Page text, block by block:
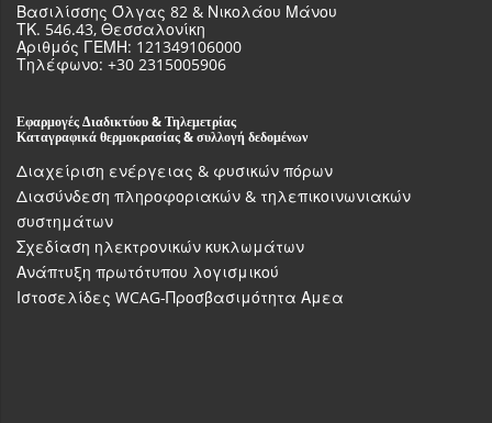
Βασιλίσσης Όλγας 82 & Νικολάου Μάνου
ΤΚ. 546.43, Θεσσαλονίκη
Αριθμός ΓΕΜΗ: 121349106000
Τηλέφωνο: +30 2315005906
Εφαρμογές Διαδικτύου & Τηλεμετρίας
Καταγραφικά θερμοκρασίας & συλλογή δεδομένων
Διαχείριση ενέργειας & φυσικών πόρων
Διασύνδεση πληροφοριακών & τηλεπικοινωνιακών
συστημάτων
Σχεδίαση ηλεκτρονικών κυκλωμάτων
Ανάπτυξη πρωτότυπου λογισμικού
Ιστοσελίδες WCAG-Προσβασιμότητα Αμεα